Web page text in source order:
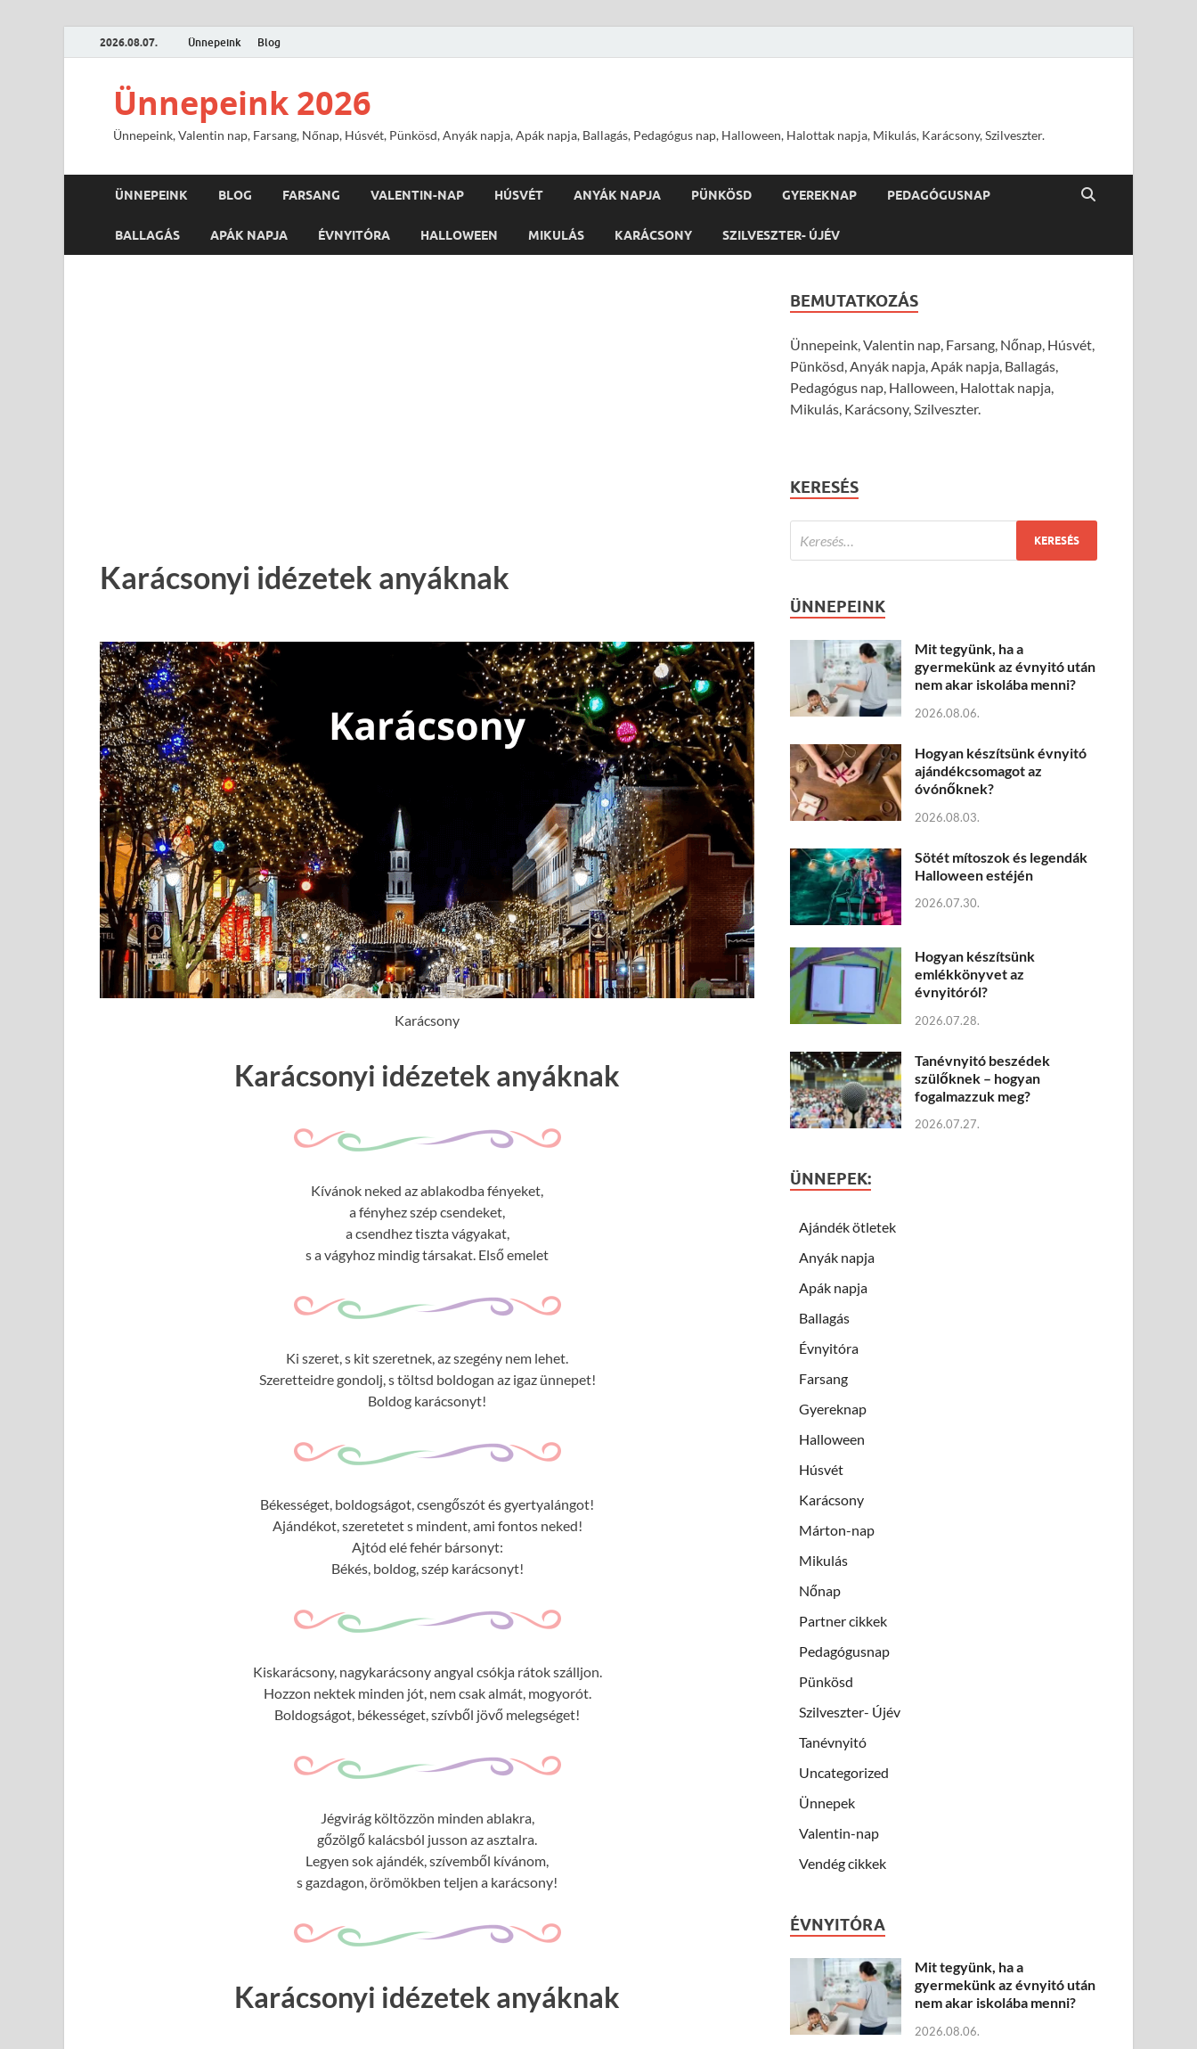
2026.08.07. Ünnepeink Blog
Ünnepeink 2026
Ünnepeink, Valentin nap, Farsang, Nőnap, Húsvét, Pünkösd, Anyák napja, Apák napja, Ballagás, Pedagógus nap, Halloween, Halottak napja, Mikulás, Karácsony, Szilveszter.
ÜNNEPEINK BLOG FARSANG VALENTIN-NAP HÚSVÉT ANYÁK NAPJA PÜNKÖSD GYEREKNAP PEDAGÓGUSNAP
BALLAGÁS APÁK NAPJA ÉVNYITÓRA HALLOWEEN MIKULÁS KARÁCSONY SZILVESZTER- ÚJÉV
Karácsonyi idézetek anyáknak
Karácsony
Karácsonyi idézetek anyáknak
Kívánok neked az ablakodba fényeket,
a fényhez szép csendeket,
a csendhez tiszta vágyakat,
s a vágyhoz mindig társakat. Első emelet
Ki szeret, s kit szeretnek, az szegény nem lehet.
Szeretteidre gondolj, s töltsd boldogan az igaz ünnepet!
Boldog karácsonyt!
Békességet, boldogságot, csengőszót és gyertyalángot!
Ajándékot, szeretetet s mindent, ami fontos neked!
Ajtód elé fehér bársonyt:
Békés, boldog, szép karácsonyt!
Kiskarácsony, nagykarácsony angyal csókja rátok szálljon.
Hozzon nektek minden jót, nem csak almát, mogyorót.
Boldogságot, békességet, szívből jövő melegséget!
Jégvirág költözzön minden ablakra,
gőzölgő kalácsból jusson az asztalra.
Legyen sok ajándék, szívemből kívánom,
s gazdagon, örömökben teljen a karácsony!
Karácsonyi idézetek anyáknak
BEMUTATKOZÁS
Ünnepeink, Valentin nap, Farsang, Nőnap, Húsvét,
Pünkösd, Anyák napja, Apák napja, Ballagás,
Pedagógus nap, Halloween, Halottak napja,
Mikulás, Karácsony, Szilveszter.
KERESÉS
ÜNNEPEINK
Mit tegyünk, ha a
gyermekünk az évnyitó után
nem akar iskolába menni?
2026.08.06.
Hogyan készítsünk évnyitó
ajándékcsomagot az
óvónőknek?
2026.08.03.
Sötét mítoszok és legendák
Halloween estéjén
2026.07.30.
Hogyan készítsünk
emlékkönyvet az
évnyitóról?
2026.07.28.
Tanévnyitó beszédek
szülőknek – hogyan
fogalmazzuk meg?
2026.07.27.
ÜNNEPEK:
Ajándék ötletek
Anyák napja
Apák napja
Ballagás
Évnyitóra
Farsang
Gyereknap
Halloween
Húsvét
Karácsony
Márton-nap
Mikulás
Nőnap
Partner cikkek
Pedagógusnap
Pünkösd
Szilveszter- Újév
Tanévnyitó
Uncategorized
Ünnepek
Valentin-nap
Vendég cikkek
ÉVNYITÓRA
Mit tegyünk, ha a
gyermekünk az évnyitó után
nem akar iskolába menni?
2026.08.06.